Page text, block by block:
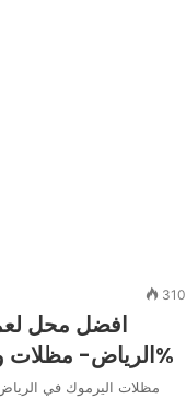
310
افضل محل
الرياض- مظلات وسواتر جديدة بخصم 35%
مظلات اليرموك في